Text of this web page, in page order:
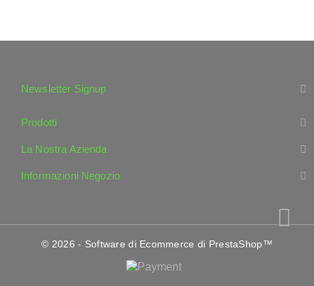
Newsletter Signup
Prodotti
La Nostra Azienda
Informazioni Negozio
© 2026 - Software di Ecommerce di PrestaShop™